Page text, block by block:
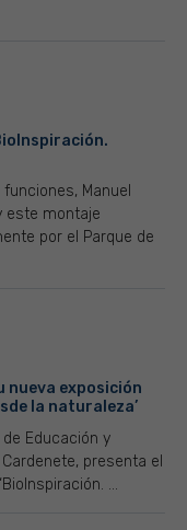
Manuel
este montaje
por el Parque de
nueva exposición
la naturaleza’
Educación y
presenta el
...